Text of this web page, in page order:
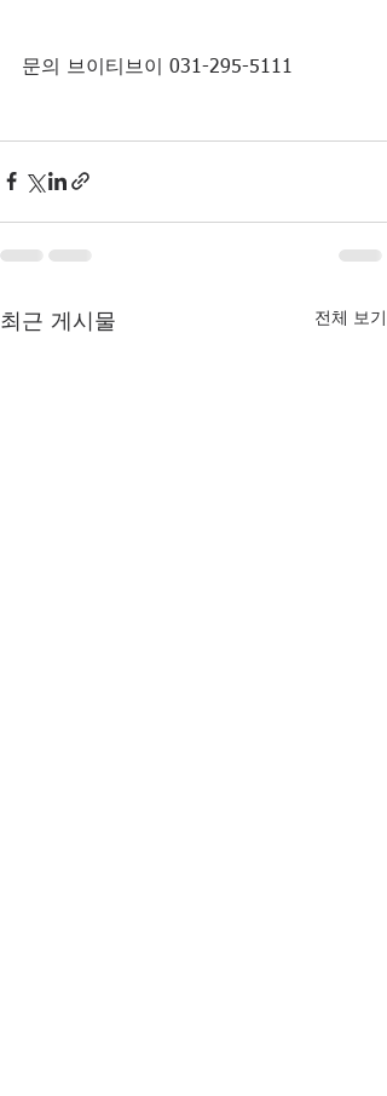
문의 브이티브이 031-295-5111
최근 게시물 전체 보기